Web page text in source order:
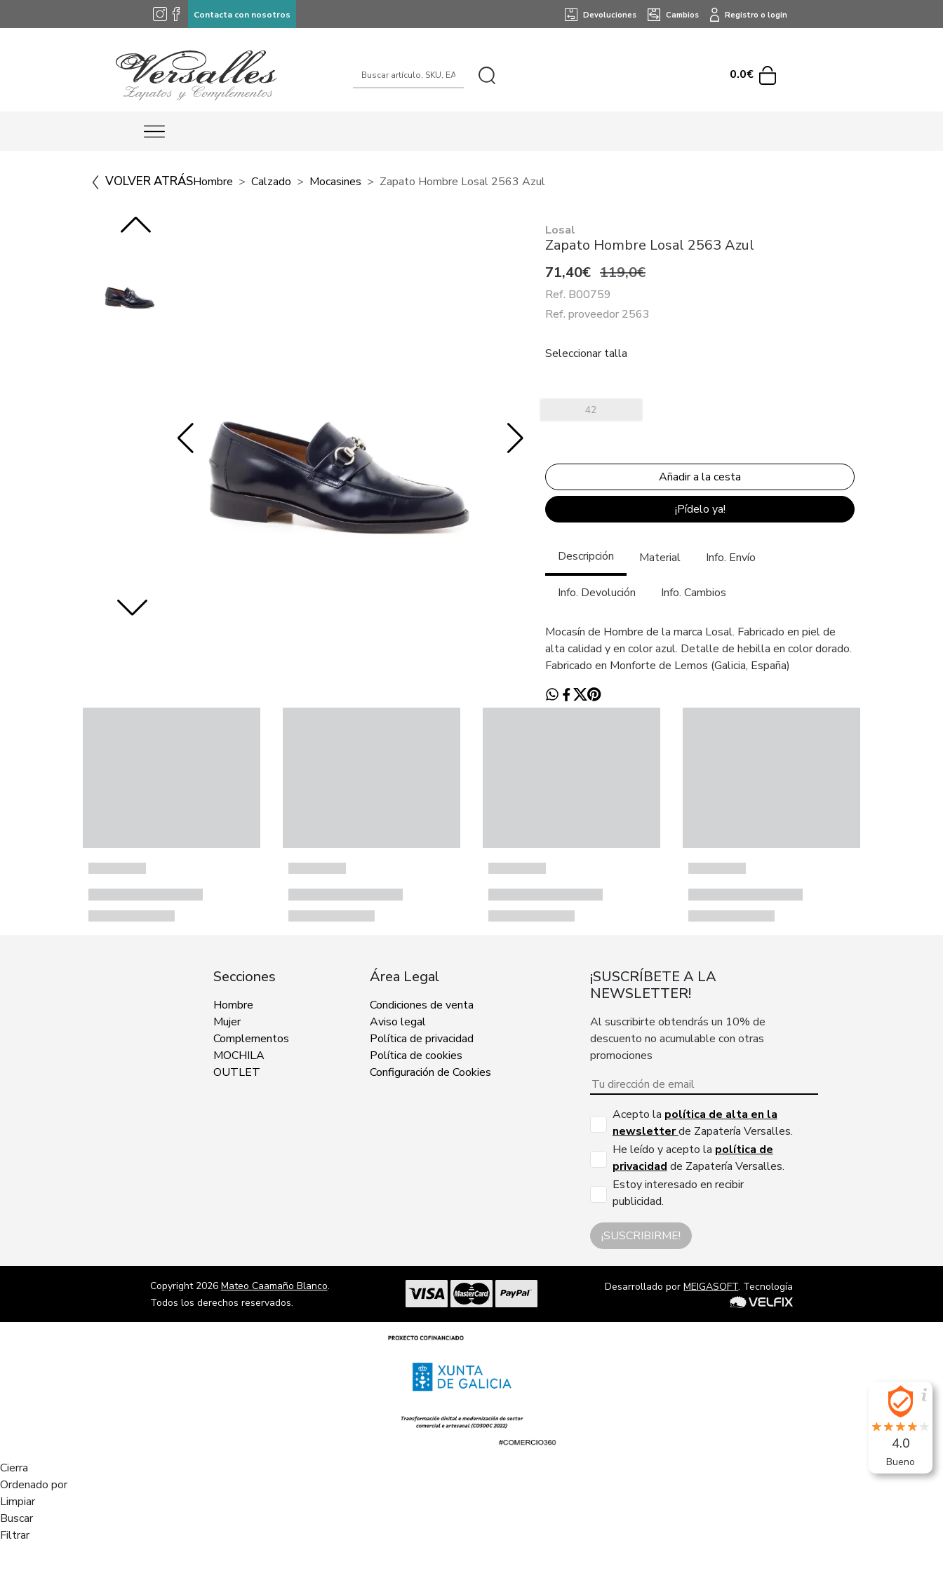
Contacta con nosotros Devoluciones Cambios Registro o login
0.0€
VOLVER ATRÁSHombre Calzado Mocasines Zapato Hombre Losal 2563 Azul
Losal
Zapato Hombre Losal 2563 Azul
71,40€ 119,0€
Ref. B00759
Ref. proveedor 2563
Seleccionar talla
42
¡Pídelo ya!
Descripción Material Info. Envío
Info. Devolución Info. Cambios
Mocasín de Hombre de la marca Losal. Fabricado en piel de
alta calidad y en color azul. Detalle de hebilla en color dorado.
Fabricado en Monforte de Lemos (Galicia, España)
Secciones
Hombre
Mujer
Complementos
MOCHILA
OUTLET
Área Legal
Condiciones de venta
Aviso legal
Política de privacidad
Política de cookies
Configuración de Cookies
¡SUSCRÍBETE A LA
NEWSLETTER!
Al suscribirte obtendrás un 10% de
descuento no acumulable con otras
promociones
Acepto la política de alta en la
newsletterde Zapatería Versalles.
He leído y acepto la política de
privacidad de Zapatería Versalles.
Estoy interesado en recibir
publicidad.
¡SUSCRIBIRME!
Copyright 2026 Mateo Caamaño Blanco.
Todos los derechos reservados.
Desarrollado porMEIGASOFT. Tecnología
4.0
Bueno
Cierra
Ordenado por
Limpiar
Buscar
Filtrar